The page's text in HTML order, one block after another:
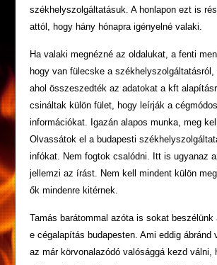
székhelyszolgáltatásuk. A honlapon ezt is
attól, hogy hány hónapra igényelné valaki.
Ha valaki megnézné az oldalukat, a fenti
hogy van fülecske a
ahol összeszedték az adatokat a kft
csináltak külön fület, hogy leírják a
információkat. Igazán alapos munka, meg
Olvassátok el a budapesti
infókat. Nem fogtok csalódni. Itt is ugyanaz
jellemzi az írást. Nem kell mindent külön
ők mindenre kitérnek.
Tamás barátommal azóta is sokat beszélünk
e cégalapítás budapesten. Ami eddig ábránd
az már körvonalazódó valósággá kezd válni,